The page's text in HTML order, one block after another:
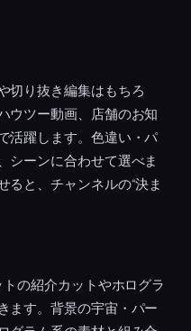
切り抜き編集はもちろ
ウツー動画、店舗のお知
活躍します。色違い・パ
シーンに合わせて選べま
ると、チャンネルの“決ま
の紹介カットやホログラ
ます。背景の宇宙・パー